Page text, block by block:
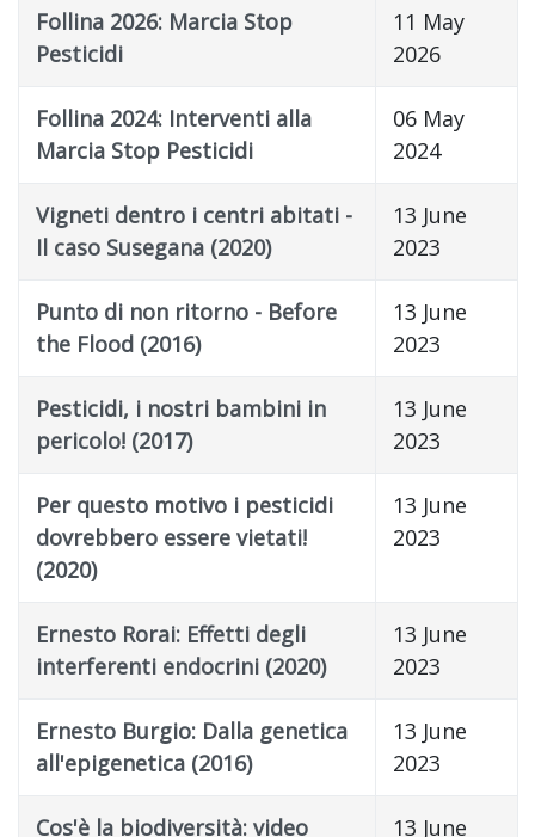
Title Created Date
Follina 2026: Marcia Stop
Pesticidi
11 May
2026
Follina 2024: Interventi alla
Marcia Stop Pesticidi
06 May
2024
Vigneti dentro i centri abitati -
Il caso Susegana (2020)
13 June
2023
Punto di non ritorno - Before
the Flood (2016)
13 June
2023
Pesticidi, i nostri bambini in
pericolo! (2017)
13 June
2023
Per questo motivo i pesticidi
dovrebbero essere vietati!
(2020)
13 June
2023
Ernesto Rorai: Effetti degli
interferenti endocrini (2020)
13 June
2023
Ernesto Burgio: Dalla genetica
all'epigenetica (2016)
13 June
2023
Cos'è la biodiversità: video
13 June